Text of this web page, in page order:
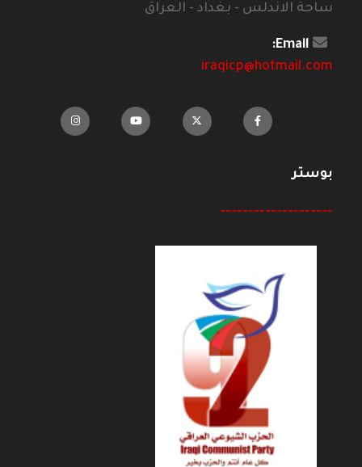
ساحة الاندلس - بغداد - العراق
Email:
iraqicp@hotmail.com
بوستر
--------------------